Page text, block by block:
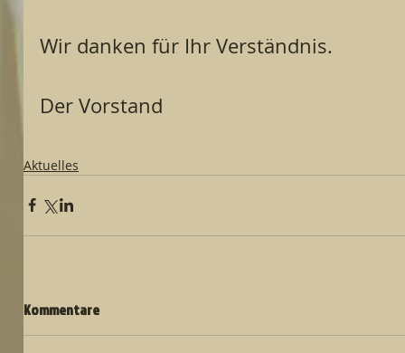
Wir danken für Ihr Verständnis.
Der Vorstand
Aktuelles
Kommentare